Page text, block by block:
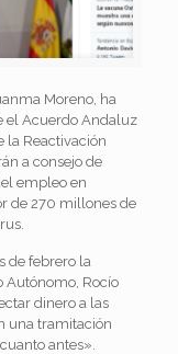
Moreno, ha
el Acuerdo Andaluz
la Reactivación
a consejo de
empleo en
de 270 millones de
de febrero la
Autónomo, Rocío
dinero a las
una tramitación
antes».